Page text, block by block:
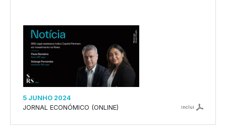
5 JUNHO 2024
JORNAL ECONÓMICO (ONLINE)
inclui